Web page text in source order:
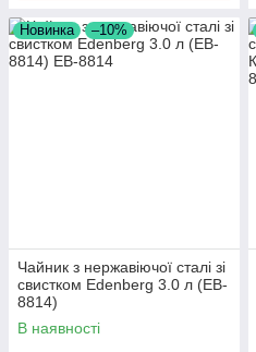
Новинка –10%
Чайник з нержавіючої сталі зі
свистком Edenberg 3.0 л (EB-
8814)
В наявності